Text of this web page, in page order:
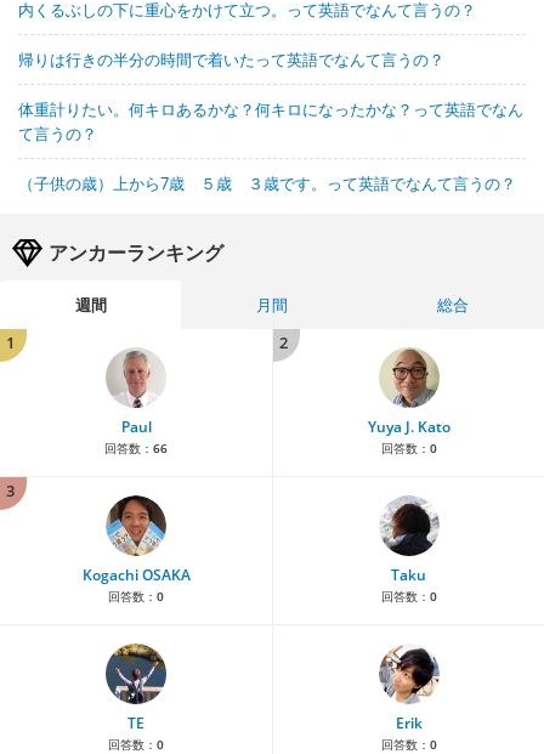
内くるぶしの下に重心をかけて立つ。って英語でなんて言うの？
帰りは行きの半分の時間で着いたって英語でなんて言うの？
体重計りたい。何キロあるかな？何キロになったかな？って英語でなん
て言うの？
（子供の歳）上から7歳 ５歳 ３歳です。って英語でなんて言うの？
アンカーランキング
週間 月間
総合
1
Paul
回答数： 66
2
Yuya J. Kato
回答数： 0
3
Kogachi OSAKA
回答数： 0
Taku
回答数： 0
TE
回答数： 0
Erik
回答数： 0